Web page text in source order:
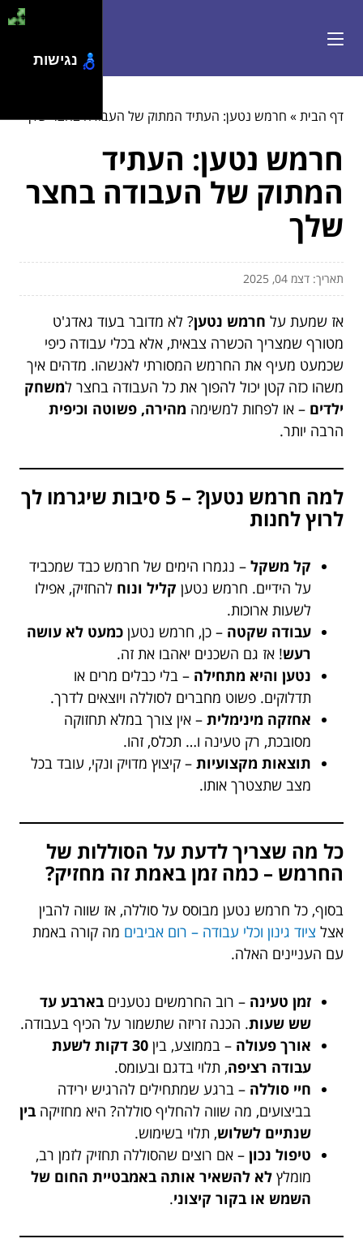
דף הבית» חרמש נטען: העתיד המתוק של העבודה בחצר שלך
חרמש נטען: העתיד
המתוק של העבודה בחצר
שלך
תאריך: דצמ 04, 2025
אז שמעת על חרמש נטען? לא מדובר בעוד גאדג'ט
מטורף שמצריך הכשרה צבאית, אלא בכלי עבודה כיפי
שכמעט מעיף את החרמש המסורתי לאנשהו. מדהים איך
משהו כזה קטן יכול להפוך את כל העבודה בחצר למשחק
ילדים – או לפחות למשימה מהירה, פשוטה וכיפית
הרבה יותר.
למה חרמש נטען? – 5 סיבות שיגרמו לך
לרוץ לחנות
קל משקל – נגמרו הימים של חרמש כבד שמכביד
על הידיים. חרמש נטען קליל ונוח להחזיק, אפילו
לשעות ארוכות.
עבודה שקטה – כן, חרמש נטען כמעט לא עושה
רעש! אז גם השכנים יאהבו את זה.
נטען והיא מתחילה – בלי כבלים מרים או
תדלוקים. פשוט מחברים לסוללה ויוצאים לדרך.
אחזקה מינימלית – אין צורך במלא תחזוקה
מסובכת, רק טעינה ו… תכלס, זהו.
תוצאות מקצועיות – קיצוץ מדויק ונקי, עובד בכל
מצב שתצטרך אותו.
כל מה שצריך לדעת על הסוללות של
החרמש – כמה זמן באמת זה מחזיק?
בסוף, כל חרמש נטען מבוסס על סוללה, אז שווה להבין
אצל ציוד גינון וכלי עבודה – רום אביבים מה קורה באמת
עם העניינים האלה.
זמן טעינה – רוב החרמשים נטענים בארבע עד
שש שעות. הכנה זריזה שתשמור על הכיף בעבודה.
אורך פעולה – בממוצע, בין
30 דקות לשעת
עבודה רציפה, תלוי בדגם ובעומס.
חיי סוללה – ברגע שמתחילים להרגיש ירידה
בביצועים, מה שווה להחליף סוללה? היא מחזיקה בין
שנתיים לשלוש, תלוי בשימוש.
טיפול נכון – אם רוצים שהסוללה תחזיק לזמן רב,
מומלץ לא להשאיר אותה באמבטיית החום של
השמש או בקור קיצוני.
נגישות